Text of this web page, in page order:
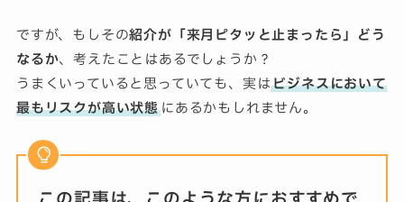
ですが、もしその紹介が「来月ピタッと止まったら」どう
なるか、考えたことはあるでしょうか？
うまくいっていると思っていても、実はビジネスにおいて
最もリスクが高い状態にあるかもしれません。
この記事は、このような方におすすめで